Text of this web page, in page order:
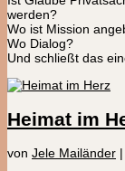
werden?
Wo ist Mission
Wo Dialog?
Und schließt das
Heimat im
von Jele Mailänder |